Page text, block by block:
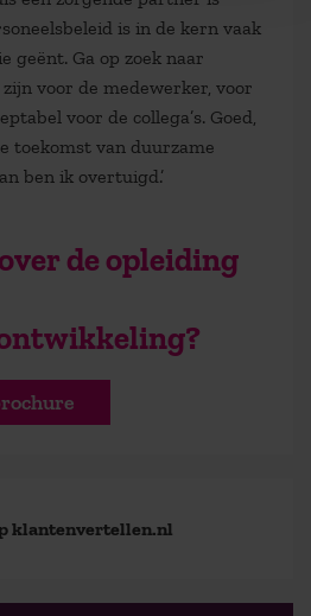
is in de kern vaak
geënt. Ga op zoek naar
voor de medewerker, voor
voor de collega’s. Goed,
toekomst van duurzame
ben ik overtuigd.’
de opleiding
klantenvertellen.nl